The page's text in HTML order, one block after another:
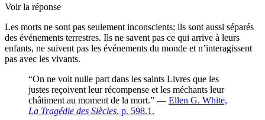
Voir la réponse
Les morts ne sont pas seulement inconscients; ils sont aussi séparés
des événements terrestres. Ils ne savent pas ce qui arrive à leurs
enfants, ne suivent pas les événements du monde et n’interagissent
pas avec les vivants.
“On ne voit nulle part dans les saints Livres que les
justes reçoivent leur récompense et les méchants leur
châtiment au moment de la mort.” — Ellen G. White,
La Tragédie des Siècles, p. 598.1.